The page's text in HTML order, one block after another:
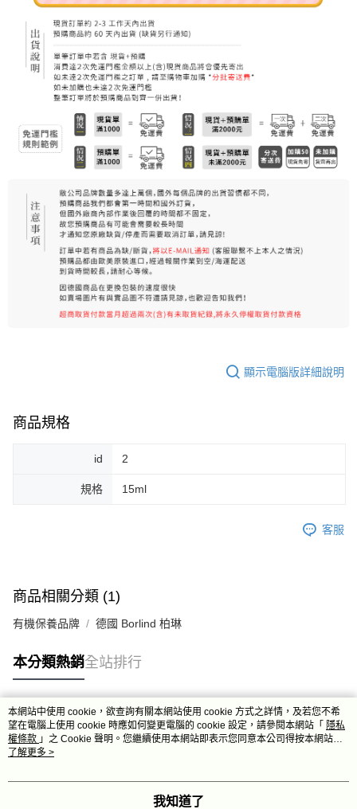
每筆NT$80，滿NT$999(含以上)免運費
7-11取貨付款
每筆NT$80，滿NT$999(含以上)免運費
7-11純取貨 (先付款
每筆NT$80，滿NT$999(含以上)免運費
每筆NT$100，滿NT$999(含以上)免運費
離島宅配（澎湖、金門、馬祖、小琉球）
每筆NT$250，滿NT$3,000(含以上)免運費
付款後門市自取
顯示電腦版詳細說明
商品規格
id 2
規格 15ml
客服
商品相關分類 (1)
有機保養品牌 德國 Borlind 柏琳
本分類熱銷全站排行
熱門標籤
本網站中使用 cookie，欲查詢有關本網站使用 cookie 方式之詳情，及若您不希
望在電腦上使用 cookie 時應如何變更電腦的 cookie 設定，請參閱本網站「 隱私
權條款 」之 Cookie 聲明。您繼續使用本網站即表示您同意本公司得按本網站使
用條款之 Cookie 聲明使用 cookie。
了解更多 >
我知道了